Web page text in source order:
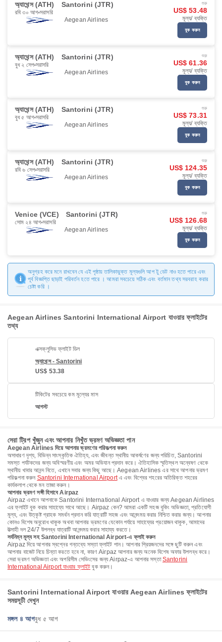
অ্যাথেন্স (ATH) Santorini (JTR)
রবি ৩০ আগ সরাসরি
Aegean Airlines
শুরু
US$ 53.48
মূল্য/ ব্যক্তি
বুক করুন
অ্যাথেন্স (ATH) Santorini (JTR)
বুধ ২ সেপ সরাসরি
Aegean Airlines
শুরু
US$ 61.36
মূল্য/ ব্যক্তি
বুক করুন
অ্যাথেন্স (ATH) Santorini (JTR)
বুধ ৫ আগ সরাসরি
Aegean Airlines
শুরু
US$ 73.31
মূল্য/ ব্যক্তি
বুক করুন
অ্যাথেন্স (ATH) Santorini (JTR)
রবি ৬ সেপ সরাসরি
Aegean Airlines
শুরু
US$ 124.35
মূল্য/ ব্যক্তি
বুক করুন
Venice (VCE) Santorini (JTR)
সোম ২৪ আগ সরাসরি
Aegean Airlines
শুরু
US$ 126.68
মূল্য/ ব্যক্তি
বুক করুন
অনুগ্রহ করে মনে রাখবেন যে এই পৃষ্ঠায় তালিকাভুক্ত মূল্যগুলি আপ টু ডেট নাও হতে পারে এবং
পূর্ব বিজ্ঞপ্তি ছাড়াই পরিবর্তন হতে পারে । আমরা সবচেয়ে সঠিক এবং বর্তমান তথ্য সরবরাহ করার
চেষ্টা করি ।
Aegean Airlines Santorini International Airport যাওয়ার ফ্লাইটের
তথ্য
এক্সক্লুসিভ ফ্লাইট ডিল
অ্যাথেন্স - Santorini
US$ 53.38
টিকিটের সবচেয়ে কম মূল্যের মাস
আগস্ট
সেরা ট্রিপ খুঁজুন এবং আপনার নিখুঁত ভ্রমণ অভিজ্ঞতা পান
Aegean Airlines দিয়ে আপনার ভ্রমণের পরিকল্পনা করুন
অসাধারণ দৃশ্য, বিভিন্ন সাংস্কৃতিক ঐতিহ্য, এবং জীবন্ত স্থানীয় আকর্ষণের জন্য পরিচিত, Santorini
সমস্ত পর্যটকদের জন্য অবিস্মরণীয় এবং অমর অভিযান প্রদান করে। ঐতিহাসিক স্মৃতিস্থল অন্বেষণ থেকে
স্থানীয় খাবার আনন্দ নিতে, এখানে সবার জন্য কিছু আছে। Aegean Airlines এর সাথে আপনার ভ্রমণ
পরিকল্পনা করুন Santorini International Airportএ এবং বিশ্বের শহরের অতিরিক্ত শহরের
কার্যকলাপ থেকে মন তাজা করুন।
আপনার ভ্রমণ সঙ্গী হিসাবে Airpaz
Airpaz এখানে আপনাকে Santorini International Airport এ যাওয়ার জন্য Aegean Airlines
এর ফ্লাইট বুক করার সাহায্যে সাথে আছে। Airpaz কেন? আমরা একটি সহজ বুকিং অভিজ্ঞতা, প্রতিযোগী
মূল্য, এবং উত্কৃষ্ট গ্রাহক সমর্থন প্রদান করি যাত্রাটি সহজ এবং আনন্দময় করার নিশ্চিত করার জন্য। আপনার
কোনও বিশেষ অনুরোধ থাকুক অথবা আপনার ভ্রমণের যেকোন পর্যায়ে সাহায্যের প্রয়োজন থাকুক, আমাদের
উত্সাহী দল 24/7 উপলব্ধ যাত্রাটি আনন্দময় করার সাহায্য করতে।
সর্বনিম্ন মূল্য সহ Santorini International Airport-এ ফ্লাই করুন
Airpaz দিয়ে আপনার স্বপ্নের গন্তব্যে সস্তা ফ্লাইট পান। আপনার প্রিয়জনদের সঙ্গে ছুটি করুন এবং
আপনার বাজেট নিয়ে চিন্তা করতে হবে না, কারণ Airpaz আপনার জন্য অনেক বিশেষ অফার উপলব্ধ করে।
সেরা ভ্রমণ অভিজ্ঞতা এবং অপরিসীম সেভিংসের জন্য Airpaz-এ আপনার সস্তাSantorini
International Airport যাওয়ার ফ্লাইট বুক করুন।
Santorini International Airport যাওয়ার Aegean Airlines ফ্লাইটের
সময়সূচী দেখুন
মঙ্গল ৪ আগবুধ ৫ আগ